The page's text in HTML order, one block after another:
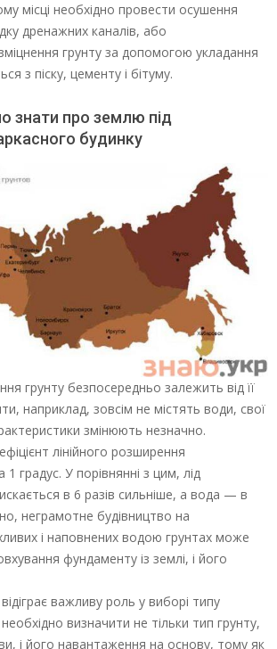
місці необхідно провести осушення
дренажних каналів, або
грунту за допомогою укладання
з піску, цементу і бітуму.
знати про землю під
будинку
грунту безпосередньо залежить від її
наприклад, зовсім не містять води, свої
змінюють незначно.
лінійного розширення
1 градус. У порівнянні з цим, лід
в 6 разів сильніше, а вода — в
неграмотне будівництво на
і наповнених водою грунтах може
фундаменту із землі, і його
важливу роль у виборі типу
визначити не тільки тип грунту,
і його навантаження на основу, тому як